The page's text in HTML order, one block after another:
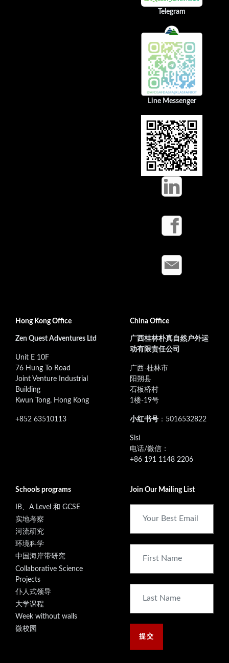
Telegram
Line Messenger
Hong Kong Office
Zen Quest Adventures Ltd
Unit E 10F
76 Hung To Road
Joint Venture Industrial
Building
Kwun Tong, Hong Kong
+852 63510113
China Office
广西桂林朴真自然户外运
动有限责任公司
广西-桂林市
阳朔县
石板桥村
1楼-19号
小红书号 ：5016532822
‭Sisi
电话/微信：
+86 191 1148 2206
Schools programs
IB、A Level 和 GCSE
实地考察
河流研究
环境科学
中国海岸带研究
Collaborative Science
Projects
仆人式领导
大学课程
Week without walls
微校园
Join Our Mailing List